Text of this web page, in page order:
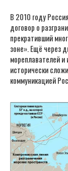
В 2010 году
договор о
прекративший
зоне». Ещё через
мореплавателей
исторически
коммуникацией